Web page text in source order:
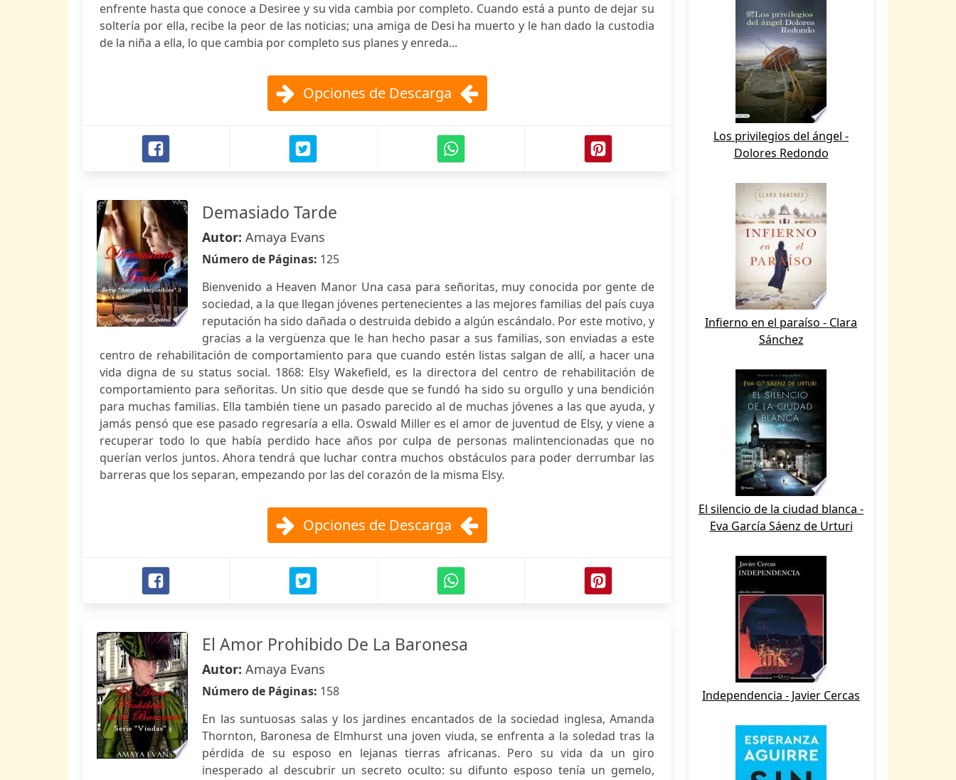
enfrente hasta que conoce a Desiree y su vida cambia por completo. Cuando está a punto de dejar su
soltería por ella, recibe la peor de las noticias; una amiga de Desi ha muerto y le han dado la custodia
de la niña a ella, lo que cambia por completo sus planes y enreda...
Opciones de Descarga
Demasiado Tarde
Autor: Amaya Evans
Número de Páginas: 125
Bienvenido a Heaven Manor Una casa para señoritas, muy conocida por gente de
sociedad, a la que llegan jóvenes pertenecientes a las mejores familias del país cuya
reputación ha sido dañada o destruida debido a algún escándalo. Por este motivo, y
gracias a la vergüenza que le han hecho pasar a sus familias, son enviadas a este
centro de rehabilitación de comportamiento para que cuando estén listas salgan de allí, a hacer una
vida digna de su status social. 1868: Elsy Wakefield, es la directora del centro de rehabilitación de
comportamiento para señoritas. Un sitio que desde que se fundó ha sido su orgullo y una bendición
para muchas familias. Ella también tiene un pasado parecido al de muchas jóvenes a las que ayuda, y
jamás pensó que ese pasado regresaría a ella. Oswald Miller es el amor de juventud de Elsy, y viene a
recuperar todo lo que había perdido hace años por culpa de personas malintencionadas que no
querían verlos juntos. Ahora tendrá que luchar contra muchos obstáculos para poder derrumbar las
barreras que los separan, empezando por las del corazón de la misma Elsy.
Opciones de Descarga
El Amor Prohibido De La Baronesa
Autor: Amaya Evans
Número de Páginas: 158
En las suntuosas salas y los jardines encantados de la sociedad inglesa, Amanda
Thornton, Baronesa de Elmhurst una joven viuda, se enfrenta a la soledad tras la
pérdida de su esposo en lejanas tierras africanas. Pero su vida da un giro
inesperado al descubrir un secreto oculto: su difunto esposo tenía un gemelo,
Los privilegios del ángel -
Dolores Redondo
Infierno en el paraíso - Clara
Sánchez
El silencio de la ciudad blanca -
Eva García Sáenz de Urturi
Independencia - Javier Cercas